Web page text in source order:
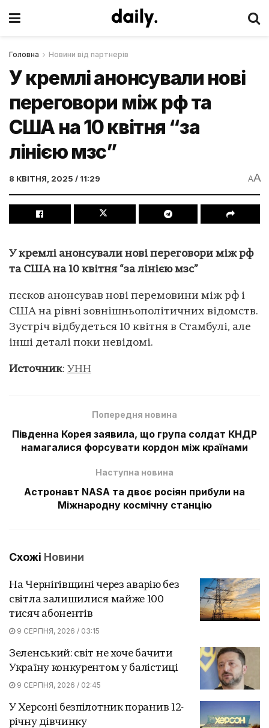
Головна Новини від партнерів
У кремлі анонсували нові
переговори між рф та
США на 10 квітня “за
лінією мзс”
8 КВІТНЯ, 2025 / 11:29 AA
У кремлі анонсували нові переговори між рф
та США на 10 квітня “за лінією мзс”
пєсков анонсував нові перемовини між рф і
США на рівні зовнішньополітичних відомств.
Зустріч відбудеться 10 квітня в Стамбулі, але
інші деталі поки невідомі.
Источник: УНН
Попередня новина
Південна Корея заявила, що група солдат КНДР
намагалися форсувати кордон між країнами
Наступна новина
Aстронавт NASA та двоє росіян прибули на
Міжнародну космічну станцію
Схожі Новини
На Чернігівщині через аварію без
світла залишилися майже 100
тисяч абонентів
9 СЕРПНЯ, 2026 / 03:15
Зеленський: світ не хоче бачити
Україну конкурентом у балістиці
9 СЕРПНЯ, 2026 / 02:45
У Херсоні безпілотник поранив 12-
річну дівчинку